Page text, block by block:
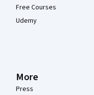
Free Courses
Udemy
More
Press